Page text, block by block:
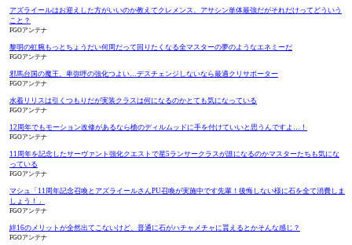
アズライールはお迎えした方がいいのか教えてクレメンス。アサシン単体最強だがそれだけってどういう
こと？
FGOアンテナ
黎明の虹腕もっとちょうだい何周だって回りたくなる全マスターの夢のようなエネミーだ
FGOアンテナ
邪馬台国の魔王。卑弥呼の強化つよい…デスチェンジしないなら最適クリサポーター
FGOアンテナ
水着リリスは引くつもりだが実装クラスは何になるのかとても気になっている
FGOアンテナ
12周年でもモーション改修があるなら槍のディルムッドに手を付けていいと思うんですよ…！
FGOアンテナ
11周年を記念したサーヴァント強化クエストで星5ランサークラスが誰になるのかマスターたちも気にな
っている
FGOアンテナ
マシュ「11周年記念召喚とアズライールさんPU召喚が実施中です先輩！後悔しない様に石を全て消費しま
しょう！」
FGOアンテナ
絆16のメリットが全然出てこないけど、普通に石がハチャメチャに貰えるとかそんな感じ？
FGOアンテナ